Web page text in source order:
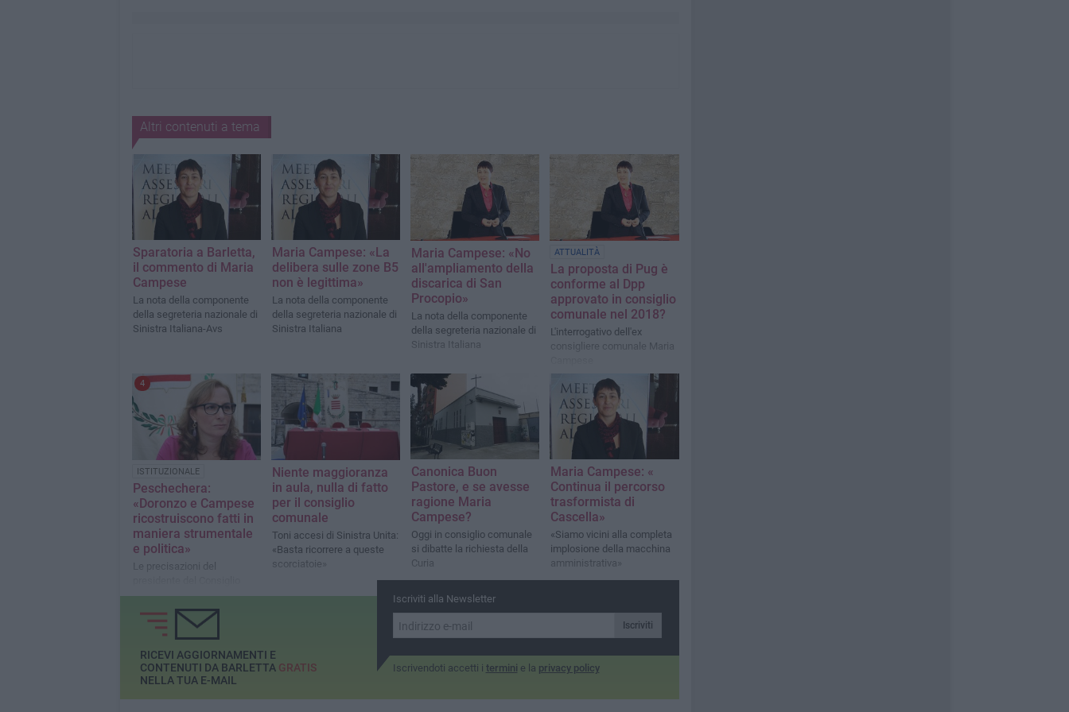
Altri contenuti a tema
Sparatoria a Barletta,
il commento di Maria
Campese
La nota della componente
della segreteria nazionale di
Sinistra Italiana-Avs
Maria Campese: «La
delibera sulle zone B5
non è legittima»
La nota della componente
della segreteria nazionale di
Sinistra Italiana
Maria Campese: «No
all'ampliamento della
discarica di San
Procopio»
La nota della componente
della segreteria nazionale di
Sinistra Italiana
ATTUALITÀ
La proposta di Pug è
conforme al Dpp
approvato in consiglio
comunale nel 2018?
L'interrogativo dell'ex
consigliere comunale Maria
4
ISTITUZIONALE
Peschechera:
«Doronzo e Campese
ricostruiscono fatti in
maniera strumentale
e politica»
Le precisazioni del
comunale
Niente maggioranza
in aula, nulla di fatto
per il consiglio
comunale
Toni accesi di Sinistra Unita:
«Basta ricorrere a queste
scorciatoie»
Canonica Buon
Pastore, e se avesse
ragione Maria
Campese?
Oggi in consiglio comunale
si dibatte la richiesta della
Curia
Maria Campese: «​
Continua il percorso
trasformista di
Cascella»
«Siamo vicini alla completa
implosione della macchina
amministrativa»
Iscriviti alla Newsletter
Iscriviti
Iscrivendoti accetti i termini e la privacy policy
RICEVI AGGIORNAMENTI E
CONTENUTI DA BARLETTA GRATIS
NELLA TUA E-MAIL